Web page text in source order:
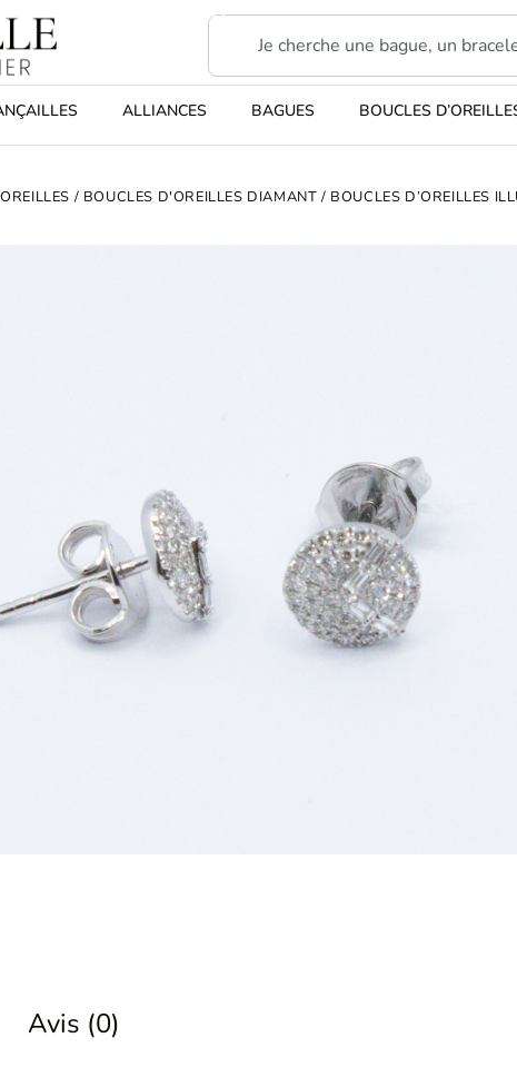
ALLIANCES BAGUES BOUCLES
/ BOUCLES D'OREILLES DIAMANT / BOUCLES D’OREILLES
Avis (0)